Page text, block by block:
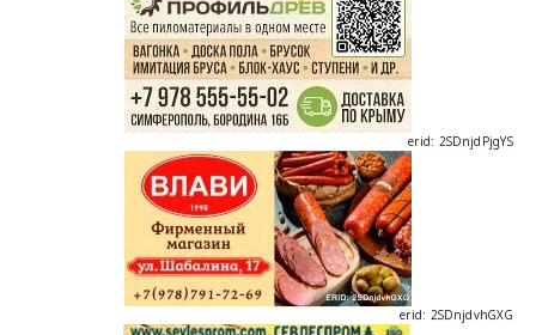
erid: 2SDnjdPjgYS
erid: 2SDnjdvhGXG